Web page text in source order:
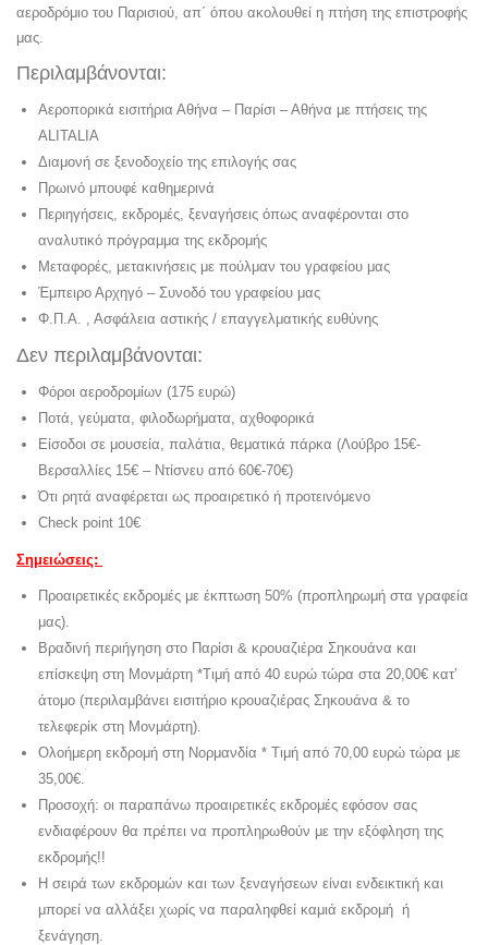
αεροδρόμιο του Παρισιού, απ΄ όπου ακολουθεί η πτήση της επιστροφής
μας.
Περιλαμβάνονται:
Αεροπορικά εισιτήρια Αθήνα – Παρίσι – Αθήνα με πτήσεις της
ALITALIA
Διαμονή σε ξενοδοχείο της επιλογής σας
Πρωινό μπουφέ καθημερινά
Περιηγήσεις, εκδρομές, ξεναγήσεις όπως αναφέρονται στο
αναλυτικό πρόγραμμα της εκδρομής
Μεταφορές, μετακινήσεις με πούλμαν του γραφείου μας
Έμπειρο Αρχηγό – Συνοδό του γραφείου μας
Φ.Π.Α. , Ασφάλεια αστικής / επαγγελματικής ευθύνης
Δεν περιλαμβάνονται:
Φόροι αεροδρομίων (175 ευρώ)
Ποτά, γεύματα, φιλοδωρήματα, αχθοφορικά
Είσοδοι σε μουσεία, παλάτια, θεματικά πάρκα (Λούβρο 15€-
Βερσαλλίες 15€ – Ντίσνευ από 60€-70€)
Ότι ρητά αναφέρεται ως προαιρετικό ή προτεινόμενο
Check point 10€
Σημειώσεις:
Προαιρετικές εκδρομές με έκπτωση 50% (προπληρωμή στα γραφεία
μας).
Βραδινή περιήγηση στο Παρίσι & κρουαζιέρα Σηκουάνα και
επίσκεψη στη Μονμάρτη *Τιμή από 40 ευρώ τώρα στα 20,00€ κατ’
άτομο (περιλαμβάνει εισιτήριο κρουαζιέρας Σηκουάνα & το
τελεφερίκ στη Μονμάρτη).
Ολοήμερη εκδρομή στη Νορμανδία * Τιμή από 70,00 ευρώ τώρα με
35,00€.
Προσοχή: οι παραπάνω προαιρετικές εκδρομές εφόσον σας
ενδιαφέρουν θα πρέπει να προπληρωθούν με την εξόφληση της
εκδρομής!!
Η σειρά των εκδρομών και των ξεναγήσεων είναι ενδεικτική και
μπορεί να αλλάξει χωρίς να παραληφθεί καμιά εκδρομή ή
ξενάγηση.